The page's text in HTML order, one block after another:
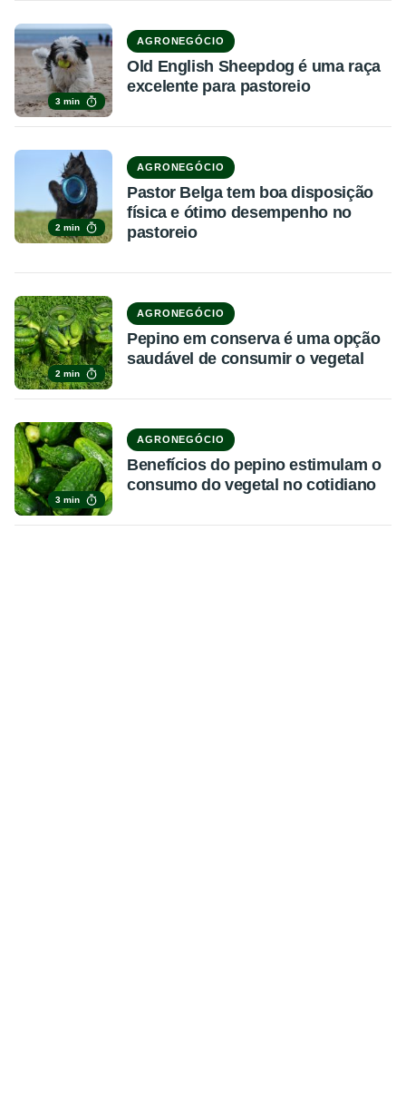
3 min
AGRONEGÓCIO
Old English Sheepdog é uma raça
excelente para pastoreio
2 min
AGRONEGÓCIO
Pastor Belga tem boa disposição
física e ótimo desempenho no
pastoreio
2 min
AGRONEGÓCIO
Pepino em conserva é uma opção
saudável de consumir o vegetal
3 min
AGRONEGÓCIO
Benefícios do pepino estimulam o
consumo do vegetal no cotidiano